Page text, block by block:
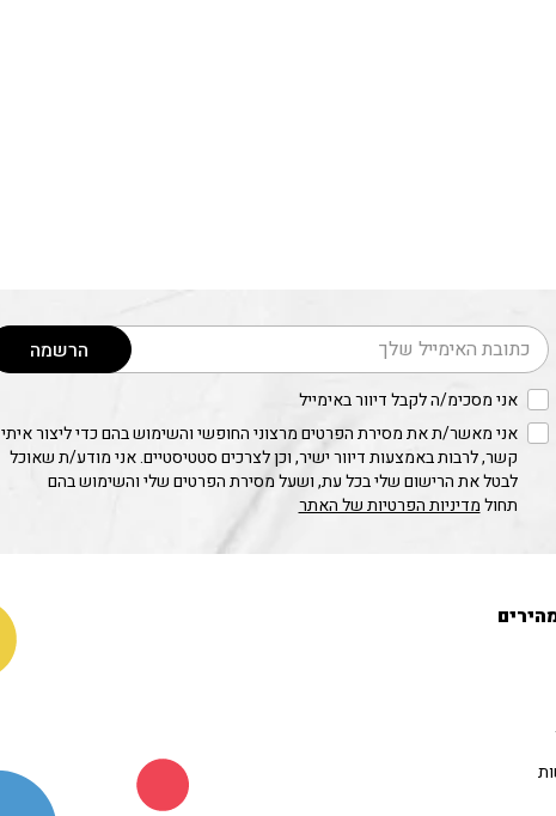
דוא׳׳ל הרשמה
אני מסכימ/ה לקבל דיוור באימייל
אני מאשר/ת את מסירת הפרטים מרצוני החופשי והשימוש בהם כדי ליצור איתי
קשר, לרבות באמצעות דיוור ישיר, וכן לצרכים סטטיסטיים. אני מודע/ת שאוכל
לבטל את הרישום שלי בכל עת, ושעל מסירת הפרטים שלי והשימוש בהם
תחולמדיניות הפרטיות של האתר